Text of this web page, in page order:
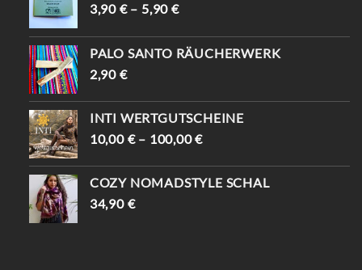
3,90 €– 5,90€
PALO SANTO RÄUCHERWERK
2,90 €
INTI WERTGUTSCHEINE
10,00 €– 100,00€
COZY NOMADSTYLE SCHAL
34,90 €